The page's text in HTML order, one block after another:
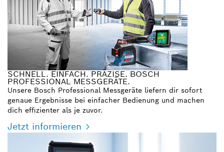
SCHNELL. EINFACH. PRÄZISE. BOSCH
PROFESSIONAL MESSGERÄTE.
Unsere Bosch Professional Messgeräte liefern dir sofort
genaue Ergebnisse bei einfacher Bedienung und machen
dich effizienter als je zuvor.
Jetzt informieren